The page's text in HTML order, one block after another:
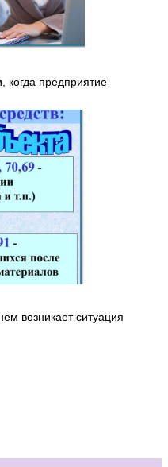
когда предприятие
возникает ситуация